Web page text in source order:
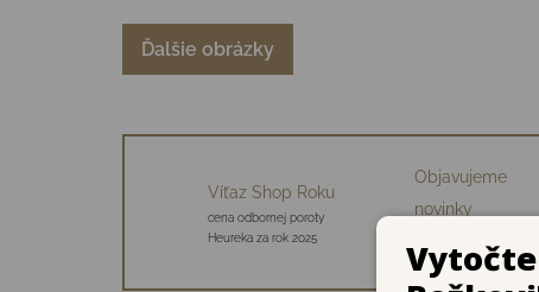
Ďalšie obrázky
Víťaz Shop Roku
cena odbornej poroty
Heureka za rok 2025
Objavujeme
novinky
značiek